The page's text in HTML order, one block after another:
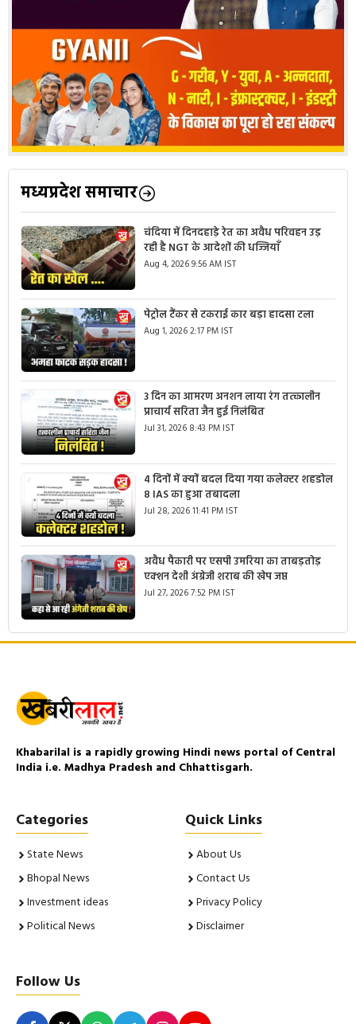
मध्यप्रदेश समाचार
चंदिया में दिनदहाड़े रेत का अवैध परिवहन उड़
रही है NGT के आदेशों की धज्जियाँ
Aug 4, 2026 9:56 AM IST
पेट्रोल टैंकर से टकराई कार बड़ा हादसा टला
Aug 1, 2026 2:17 PM IST
3 दिन का आमरण अनशन लाया रंग तत्कालीन
प्राचार्य सरिता जैन हुई निलंबित
Jul 31, 2026 8:43 PM IST
4 दिनों में क्यों बदल दिया गया कलेक्टर शहडोल
8 IAS का हुआ तबादला
Jul 28, 2026 11:41 PM IST
अवैध पैकारी पर एसपी उमरिया का ताबड़तोड़
एक्शन देशी अंग्रेजी शराब की खेप जप्त
Jul 27, 2026 7:52 PM IST
Khabarilal is a rapidly growing Hindi news portal of Central
India i.e. Madhya Pradesh and Chhattisgarh.
Categories
State News
Bhopal News
Investment ideas
Political News
Quick Links
About Us
Contact Us
Privacy Policy
Disclaimer
Follow Us